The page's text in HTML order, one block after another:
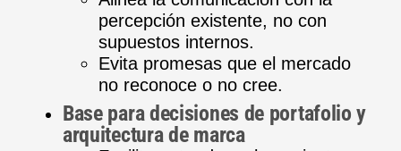
percepción existente, no con
supuestos internos.
Evita promesas que el mercado
no reconoce o no cree.
Base para decisiones de portafolio y
arquitectura de marca